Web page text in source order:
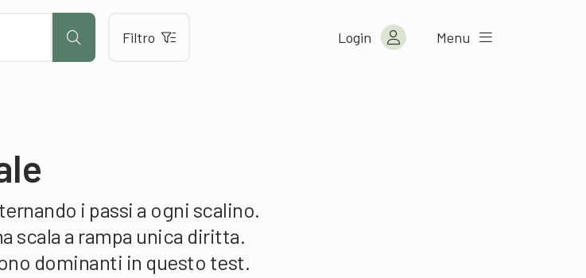
Filtro Login Menu
i passi a ogni scalino.
scala a rampa unica diritta.
dominanti in questo test.